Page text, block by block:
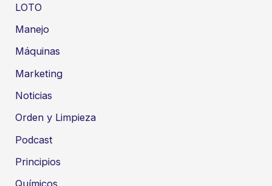
LOTO
Manejo
Máquinas
Marketing
Noticias
Orden y Limpieza
Podcast
Principios